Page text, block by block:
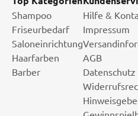
Shampoo
Friseurbedarf
Saloneinrichtung
Haarfarben
Barber
Hilfe &
Impressum
AGB
Datenschutz